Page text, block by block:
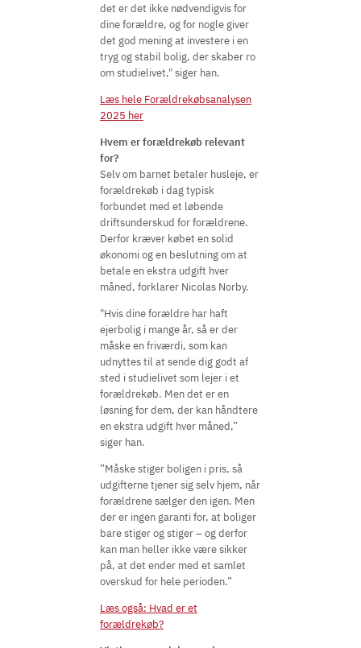
det er det ikke nødvendigvis for
dine forældre, og for nogle giver
det god mening at investere i en
tryg og stabil bolig, der skaber ro
om studielivet," siger han.
Læs hele Forældrekøbsanalysen
2025 her
Hvem er forældrekøb relevant
for?
Selv om barnet betaler husleje, er
forældrekøb i dag typisk
forbundet med et løbende
driftsunderskud for forældrene.
Derfor kræver købet en solid
økonomi og en beslutning om at
betale en ekstra udgift hver
måned, forklarer Nicolas Norby.
"Hvis dine forældre har haft
ejerbolig i mange år, så er der
måske en friværdi, som kan
udnyttes til at sende dig godt af
sted i studielivet som lejer i et
forældrekøb. Men det er en
løsning for dem, der kan håndtere
en ekstra udgift hver måned,”
siger han.
”Måske stiger boligen i pris, så
udgifterne tjener sig selv hjem, når
forældrene sælger den igen. Men
der er ingen garanti for, at boliger
bare stiger og stiger – og derfor
kan man heller ikke være sikker
på, at det ender med et samlet
overskud for hele perioden.”
Læs også: Hvad er et
forældrekøb?